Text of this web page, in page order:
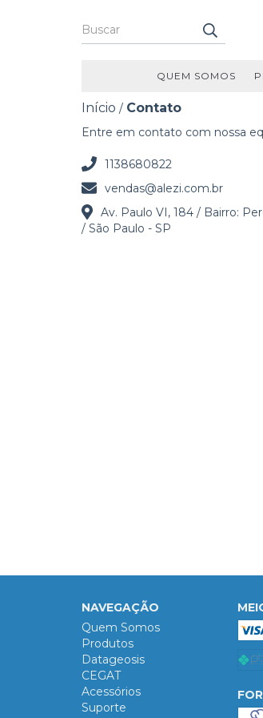
QUEM SOMOS
Início / Contato
Entre em contato com nossa
1138680822
vendas@alezi.com.br
Av. Paulo VI, 184 / Bairro:
/ São Paulo - SP
NAVEGAÇÃO
Quem Somos
Produtos
Datageosis
CEGAT
Acessórios
Suporte